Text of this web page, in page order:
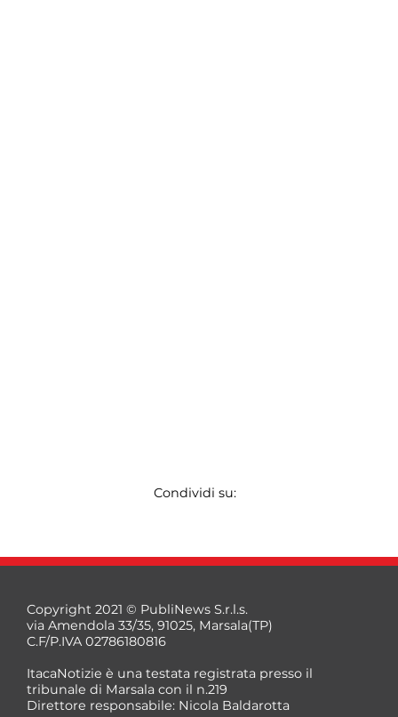
Condividi su:
Copyright 2021 © PubliNews S.r.l.s.
via Amendola 33/35, 91025, Marsala(TP)
C.F/P.IVA 02786180816
ItacaNotizie è una testata registrata presso il
tribunale di Marsala con il n.219
Direttore responsabile: Nicola Baldarotta